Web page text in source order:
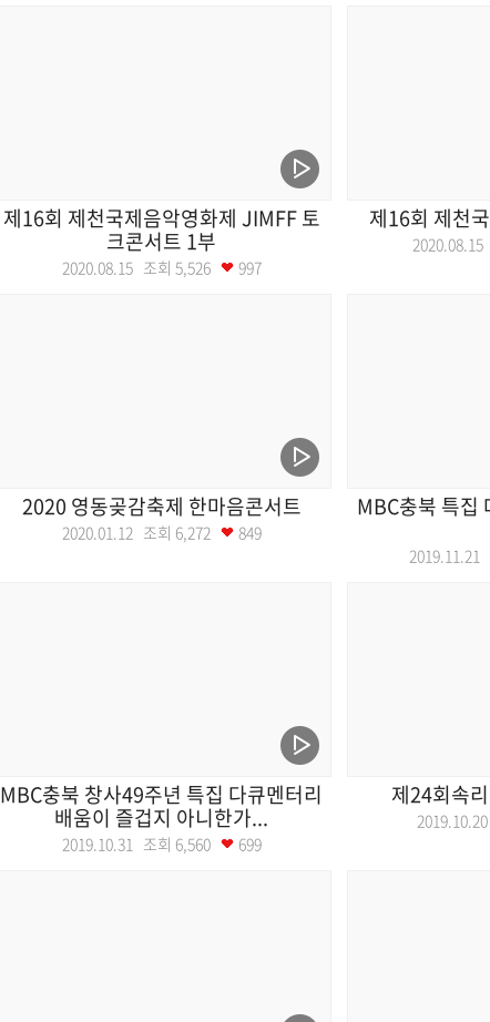
제16회 제천국제음악영화제 JIMFF 토
크콘서트 1부
2020.08.15 조회 5,526 997
제16회 제천
2020 영동곶감축제 한마음콘서트
2020.01.12 조회 6,272 849
MBC충북 특집
2019.11.21
MBC충북 창사49주년 특집 다큐멘터리
배움이 즐겁지 아니한가...
2019.10.31 조회 6,560 699
제24회속